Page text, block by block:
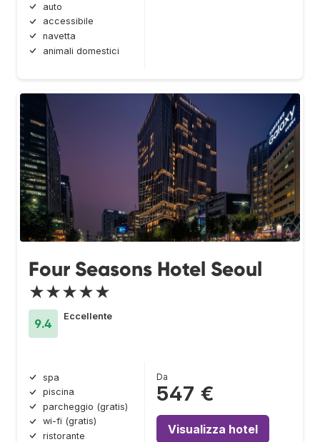
auto
accessibile
navetta
animali domestici
Four Seasons Hotel Seoul
★★★★★
9.4
Eccellente
spa
piscina
parcheggio (gratis)
wi-fi (gratis)
ristorante
Da
547 €
Visualizza hotel